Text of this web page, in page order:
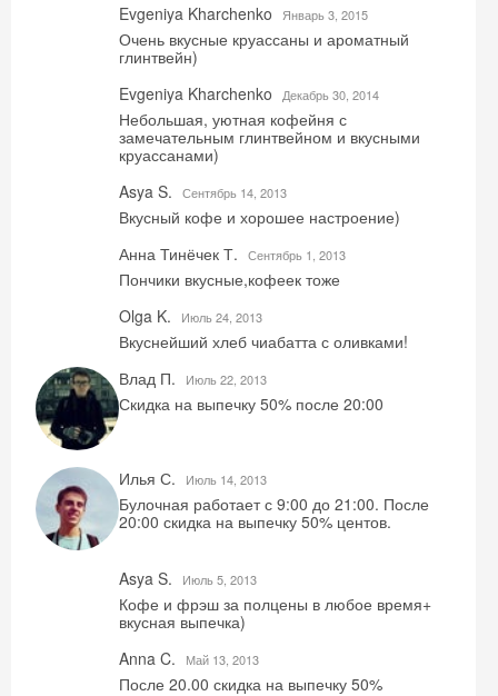
Evgeniya Kharchenko
Январь 3, 2015
Очень вкусные круассаны и ароматный
глинтвейн)
Evgeniya Kharchenko
Декабрь 30, 2014
Небольшая, уютная кофейня с
замечательным глинтвейном и вкусными
круассанами)
Asya S.
Сентябрь 14, 2013
Вкусный кофе и хорошее настроение)
Анна Тинёчек Т.
Сентябрь 1, 2013
Пончики вкусные,кофеек тоже
Olga K.
Июль 24, 2013
Вкуснейший хлеб чиабатта с оливками!
Влад П.
Июль 22, 2013
Скидка на выпечку 50% после 20:00
Илья С. Июль 14, 2013
Булочная работает с 9:00 до 21:00. После
20:00 скидка на выпечку 50% центов.
Asya S. Июль 5, 2013
Кофе и фрэш за полцены в любое время+
вкусная выпечка)
Anna C.
Май 13, 2013
После 20.00 скидка на выпечку 50%
Скидка −5%
Хочешь дешевле? Оставь почту и получи
Получить промокод